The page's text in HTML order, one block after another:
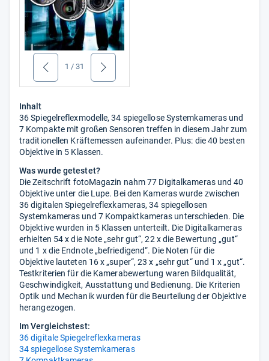
zurück 1 / 31 weiter
Inhalt
36 Spiegelreflexmodelle, 34 spiegellose Systemkameras und
7 Kompakte mit großen Sensoren treffen in diesem Jahr zum
traditionellen Kräftemessen aufeinander. Plus: die 40 besten
Objektive in 5 Klassen.
Was wurde getestet?
Die Zeitschrift fotoMagazin nahm 77 Digitalkameras und 40
Objektive unter die Lupe. Bei den Kameras wurde zwischen
36 digitalen Spiegelreflexkameras, 34 spiegellosen
Systemkameras und 7 Kompaktkameras unterschieden. Die
Objektive wurden in 5 Klassen unterteilt. Die Digitalkameras
erhielten 54 x die Note „sehr gut“, 22 x die Bewertung „gut“
und 1 x die Endnote „befriedigend“. Die Noten für die
Objektive lauteten 16 x „super“, 23 x „sehr gut“ und 1 x „gut“.
Testkriterien für die Kamerabewertung waren Bildqualität,
Geschwindigkeit, Ausstattung und Bedienung. Die Kriterien
Optik und Mechanik wurden für die Beurteilung der Objektive
herangezogen.
Im Vergleichstest:
36 digitale Spiegelreflexkameras
34 spiegellose Systemkameras